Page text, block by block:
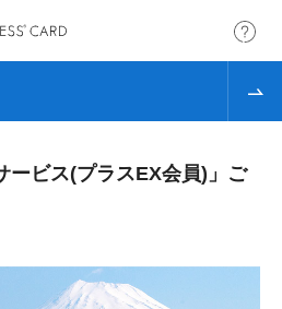
ービス(プラスEX会員)」ご